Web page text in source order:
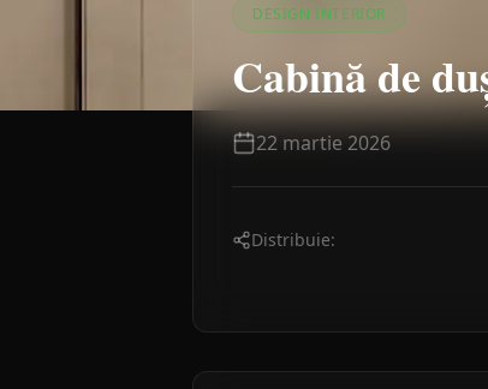
DESIGN INTERIOR
Cabină de
22 martie 2026
Distribuie: